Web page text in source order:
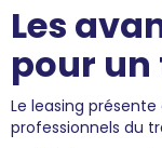
Les
pour
Le leasing
professionnels du